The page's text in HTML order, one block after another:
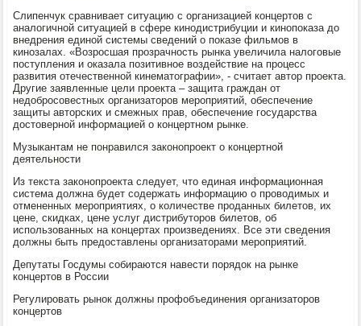
Слипенчук сравнивает ситуацию с организацией концертов с
аналогичной ситуацией в сфере кинодистрибуции и кинопоказа до
внедрения единой системы сведений о показе фильмов в
кинозалах. «Возросшая прозрачность рынка увеличила налоговые
поступления и оказала позитивное воздействие на процесс
развития отечественной кинематографии», - считает автор проекта.
Другие заявленные цели проекта – защита граждан от
недобросовестных организаторов мероприятий, обеспечение
защиты авторских и смежных прав, обеспечение государства
достоверной информацией о концертном рынке.
Музыкантам не понравился законопроект о концертной
деятельности
Из текста законопроекта следует, что единая информационная
система должна будет содержать информацию о проводимых и
отмененных мероприятиях, о количестве проданных билетов, их
цене, скидках, цене услуг дистрибуторов билетов, об
использованных на концертах произведениях. Все эти сведения
должны быть предоставлены организаторами мероприятий.
Депутаты Госдумы собираются навести порядок на рынке
концертов в России
Регулировать рынок должны профобъединения организаторов
концертов